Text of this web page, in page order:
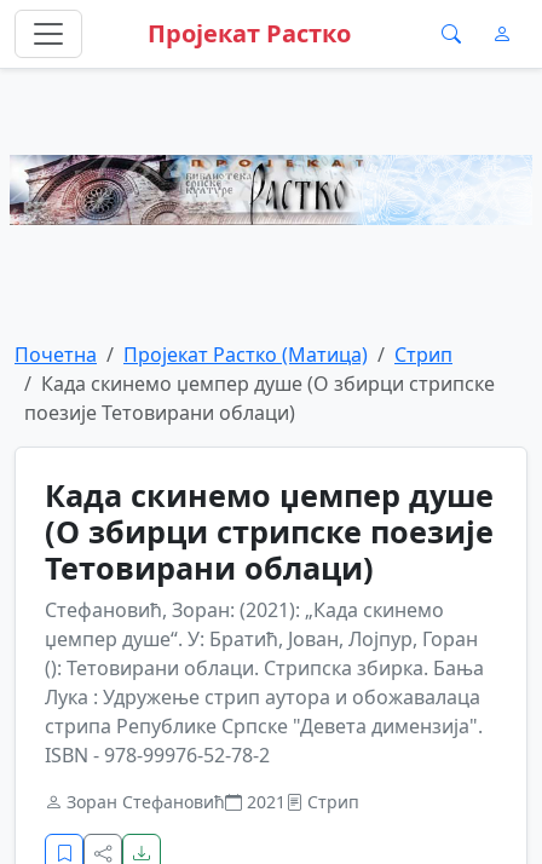
Пројекат Растко
Почетна Пројекат Растко (Матица)
Стрип
Када скинемо џемпер душе (О збирци стрипске
поезије Тетовирани облаци)
Када скинемо џемпер душе
(О збирци стрипске поезије
Тетовирани облаци)
Стефановић, Зоран: (2021): „Када скинемо
џемпер душе“. У: Братић, Јован, Лојпур, Горан
(): Тетовирани облаци. Стрипска збирка. Бања
Лука : Удружење стрип аутора и обожавалаца
стрипа Републике Српске "Девета димензија".
ISBN - 978-99976-52-78-2
Зоран Стефановић 2021 Стрип